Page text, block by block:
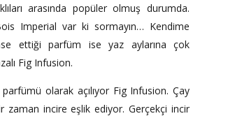
arasında popüler olmuş durumda.
Imperial var ki sormayın… Kendime
ettiği parfüm ise yaz aylarına çok
Fig Infusion.
olarak açılıyor Fig Infusion. Çay
zaman incire eşlik ediyor. Gerçekçi incir